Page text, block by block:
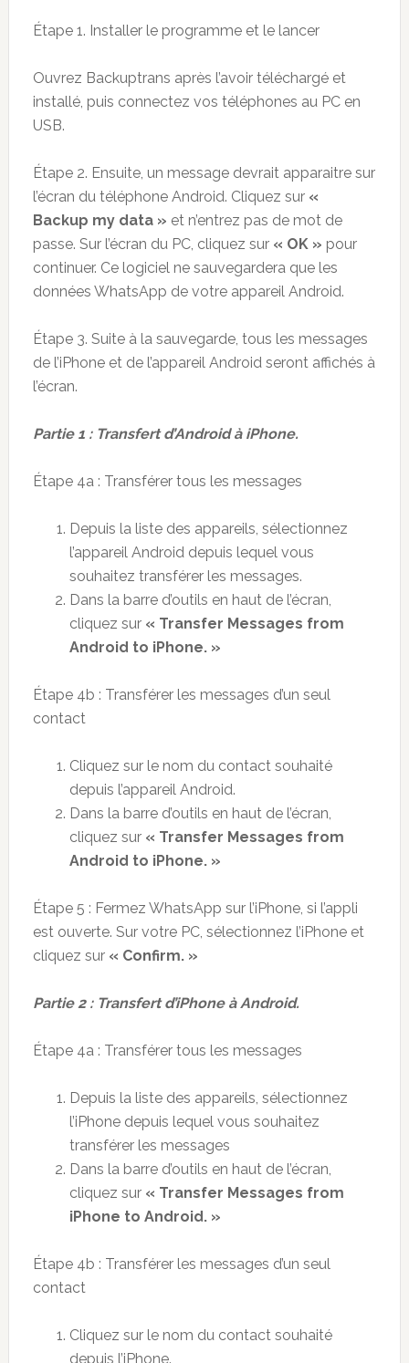
Étape 1. Installer le programme et le lancer
Ouvrez Backuptrans après l’avoir téléchargé et
installé, puis connectez vos téléphones au PC en
USB.
Étape 2. Ensuite, un message devrait apparaitre sur
l’écran du téléphone Android. Cliquez sur «
Backup my data » et n’entrez pas de mot de
passe. Sur l’écran du PC, cliquez sur « OK » pour
continuer. Ce logiciel ne sauvegardera que les
données WhatsApp de votre appareil Android.
Étape 3. Suite à la sauvegarde, tous les messages
de l’iPhone et de l’appareil Android seront affichés à
l’écran.
Partie 1 : Transfert d’Android à iPhone.
Étape 4a : Transférer tous les messages
Depuis la liste des appareils, sélectionnez
l’appareil Android depuis lequel vous
souhaitez transférer les messages.
Dans la barre d’outils en haut de l’écran,
cliquez sur « Transfer Messages from
Android to iPhone. »
Étape 4b : Transférer les messages d’un seul
contact
Cliquez sur le nom du contact souhaité
depuis l’appareil Android.
Dans la barre d’outils en haut de l’écran,
cliquez sur « Transfer Messages from
Android to iPhone. »
Étape 5 : Fermez WhatsApp sur l’iPhone, si l’appli
est ouverte. Sur votre PC, sélectionnez l’iPhone et
cliquez sur « Confirm. »
Partie 2 : Transfert d’iPhone à Android.
Étape 4a : Transférer tous les messages
Depuis la liste des appareils, sélectionnez
l’iPhone depuis lequel vous souhaitez
transférer les messages
Dans la barre d’outils en haut de l’écran,
cliquez sur « Transfer Messages from
iPhone to Android. »
Étape 4b : Transférer les messages d’un seul
contact
Cliquez sur le nom du contact souhaité
depuis l’iPhone.